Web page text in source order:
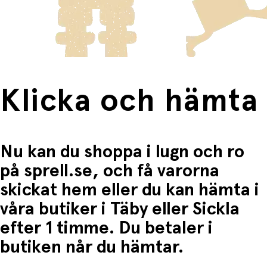
frakten för dessa varor visas i kassan.
Fri frakt när du handlar för mer än 1500:-
Klicka och hämta
Nu kan du shoppa i lugn och ro
på sprell.se, och få varorna
skickat hem eller du kan hämta i
våra butiker i Täby eller Sickla
efter 1 timme. Du betaler i
butiken når du hämtar.